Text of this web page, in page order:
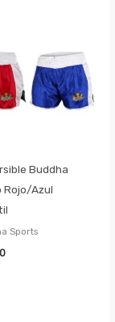
Buddha
Rojo/Azul
Sports